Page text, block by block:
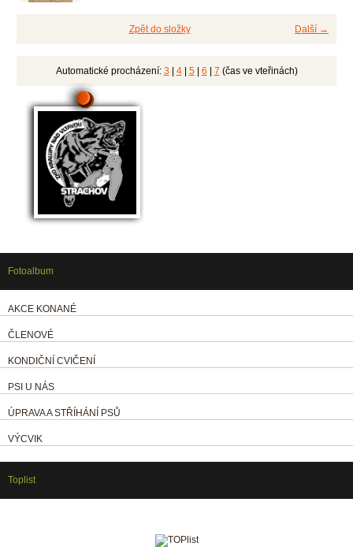
Další →
Zpět do složky
Automatické procházení: 3 4| 5| 6 7 (čas ve vteřinách)
Fotoalbum
AKCE KONANÉ
ČLENOVÉ
KONDIČNÍ CVIČENÍ
PSI U NÁS
ÚPRAVA A STŘÍHÁNÍ PSŮ
VÝCVIK
Toplist